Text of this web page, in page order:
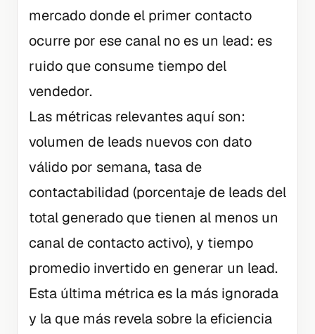
mercado donde el primer contacto
ocurre por ese canal no es un lead: es
ruido que consume tiempo del
vendedor.
Las métricas relevantes aquí son:
volumen de leads nuevos con dato
válido por semana, tasa de
contactabilidad (porcentaje de leads del
total generado que tienen al menos un
canal de contacto activo), y tiempo
promedio invertido en generar un lead.
Esta última métrica es la más ignorada
y la que más revela sobre la eficiencia